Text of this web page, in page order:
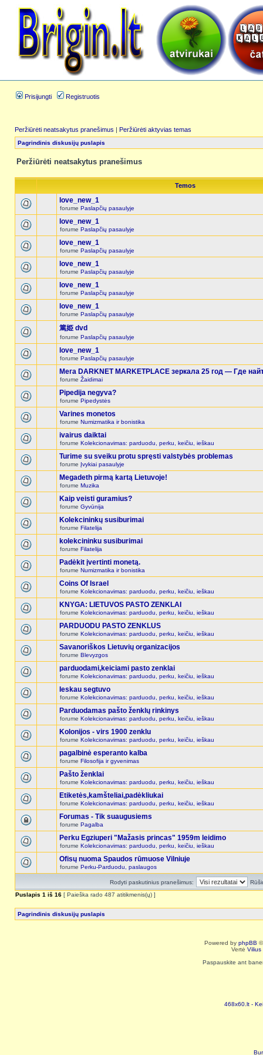
Prisijungti Registruotis
Peržiūrėti neatsakytus pranešimus | Peržiūrėti aktyvias temas
Pagrindinis diskusijų puslapis
Peržiūrėti neatsakytus pranešimus
Temos
love_new_1
forume Paslapčių pasaulyje
love_new_1
forume Paslapčių pasaulyje
love_new_1
forume Paslapčių pasaulyje
love_new_1
forume Paslapčių pasaulyje
love_new_1
forume Paslapčių pasaulyje
love_new_1
forume Paslapčių pasaulyje
篤姫 dvd
forume Paslapčių pasaulyje
love_new_1
forume Paslapčių pasaulyje
Мега DARKNET MARKETPLACE зеркала 25 год — Где
forume Žaidimai
Pipedija negyva?
forume Pipedystės
Varines monetos
forume Numizmatika ir bonistika
ivairus daiktai
forume Kolekcionavimas: parduodu, perku, keičiu, ieškau
Turime su sveiku protu spręsti valstybės problemas
forume Įvykiai pasaulyje
Megadeth pirmą kartą Lietuvoje!
forume Muzika
Kaip veisti guramius?
forume Gyvūnija
Kolekcininkų susiburimai
forume Filatelija
kolekcininku susiburimai
forume Filatelija
Padėkit įvertinti monetą.
forume Numizmatika ir bonistika
Coins Of Israel
forume Kolekcionavimas: parduodu, perku, keičiu, ieškau
KNYGA: LIETUVOS PASTO ZENKLAI
forume Kolekcionavimas: parduodu, perku, keičiu, ieškau
PARDUODU PASTO ZENKLUS
forume Kolekcionavimas: parduodu, perku, keičiu, ieškau
Savanoriškos Lietuvių organizacijos
forume Blevyzgos
parduodami,keiciami pasto zenklai
forume Kolekcionavimas: parduodu, perku, keičiu, ieškau
Ieskau segtuvo
forume Kolekcionavimas: parduodu, perku, keičiu, ieškau
Parduodamas pašto ženklų rinkinys
forume Kolekcionavimas: parduodu, perku, keičiu, ieškau
Kolonijos - virs 1900 zenklu
forume Kolekcionavimas: parduodu, perku, keičiu, ieškau
pagalbinė esperanto kalba
forume Filosofija ir gyvenimas
Pašto ženklai
forume Kolekcionavimas: parduodu, perku, keičiu, ieškau
Etiketės,kamšteliai,padėkliukai
forume Kolekcionavimas: parduodu, perku, keičiu, ieškau
Forumas - Tik suaugusiems
forume Pagalba
Perku Egziuperi "Mažasis princas" 1959m leidimo
forume Kolekcionavimas: parduodu, perku, keičiu, ieškau
Ofisų nuoma Spaudos rūmuose Vilniuje
forume Perku-Parduodu, paslaugos
Rodyti paskutinius pranešimus:
Puslapis 1 iš 16 [ Paieška rado 487 atitikmenis(ų) ]
Pagrindinis diskusijų puslapis
Powered by phpBB
Vertė Vilius
Paspauskite ant
468x60.lt -